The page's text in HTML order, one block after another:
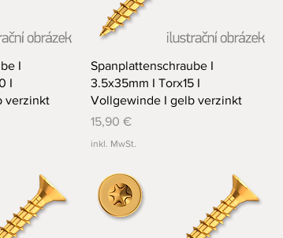
I
I
verzinkt
Schnellansicht
Spanplattenschraube I
3.5x35mm I Torx15 I
Vollgewinde I gelb verzinkt
Preis
15,90 €
inkl. MwSt.